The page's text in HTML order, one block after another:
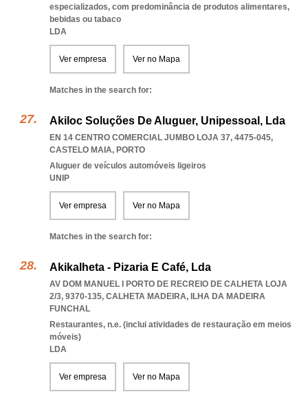
especializados, com predominância de produtos alimentares,
bebidas ou tabaco
LDA
Ver empresa Ver no Mapa
Matches in the search for:
Akiloc Soluções De Aluguer, Unipessoal, Lda
EN 14 CENTRO COMERCIAL JUMBO LOJA 37, 4475-045,
CASTELO MAIA, PORTO
Aluguer de veículos automóveis ligeiros
UNIP
Ver empresa Ver no Mapa
Matches in the search for:
Akikalheta - Pizaria E Café, Lda
AV DOM MANUEL I PORTO DE RECREIO DE CALHETA LOJA
2/3, 9370-135, CALHETA MADEIRA, ILHA DA MADEIRA
FUNCHAL
Restaurantes, n.e. (inclui atividades de restauração em meios
móveis)
LDA
Ver empresa Ver no Mapa